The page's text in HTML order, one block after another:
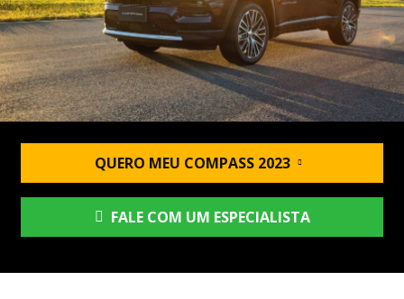
QUERO MEU COMPASS 2023
FALE COM UM ESPECIALISTA